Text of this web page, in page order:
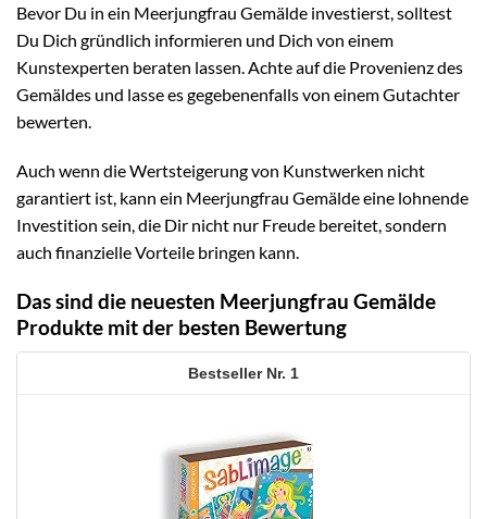
Bevor Du in ein Meerjungfrau Gemälde investierst, solltest
Du Dich gründlich informieren und Dich von einem
Kunstexperten beraten lassen. Achte auf die Provenienz des
Gemäldes und lasse es gegebenenfalls von einem Gutachter
bewerten.
Auch wenn die Wertsteigerung von Kunstwerken nicht
garantiert ist, kann ein Meerjungfrau Gemälde eine lohnende
Investition sein, die Dir nicht nur Freude bereitet, sondern
auch finanzielle Vorteile bringen kann.
Das sind die neuesten Meerjungfrau Gemälde
Produkte mit der besten Bewertung
1